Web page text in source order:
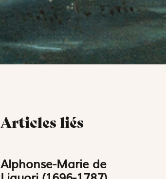
Articles liés
Alphonse-Marie de